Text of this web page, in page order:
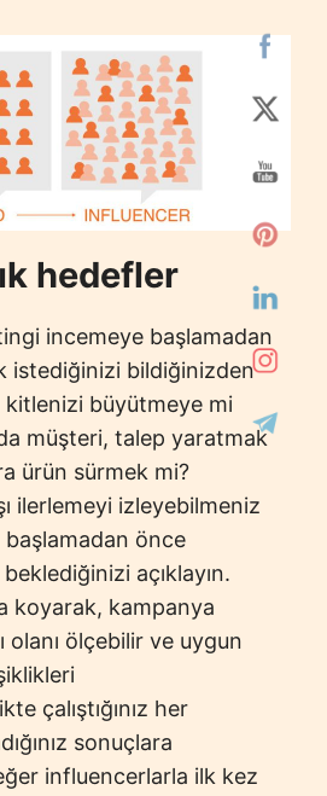
hedefler
incemeye başlamadan
istediğinizi bildiğinizden
kitlenizi büyütmeye mi
müşteri, talep yaratmak
ürün sürmek mi?
ilerlemeyi izleyebilmeniz
önce
açıklayın.
koyarak, kampanya
olanı ölçebilir ve uygun
çalıştığınız her
sonuçlara
influencerlarla ilk kez